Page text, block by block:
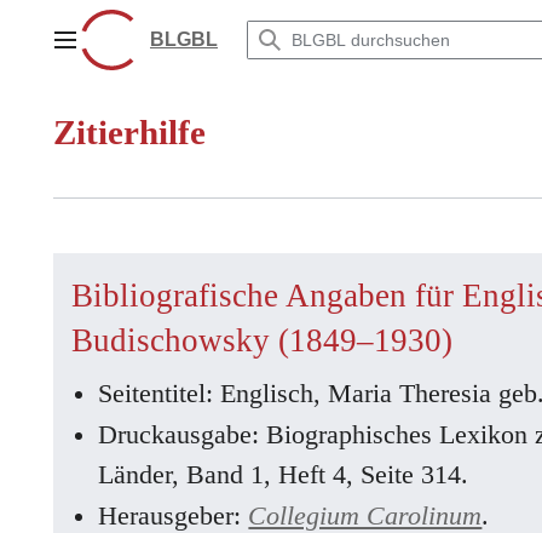
springenHauptmenüBLGBL
Zitierhilfe
Bibliografische Angaben für
Budischowsky (1849–1930)
Seitentitel: Englisch, Maria Theresia
Druckausgabe: Biographisches Lexikon
Länder, Band 1, Heft 4, Seite 314.
Herausgeber: Collegium Carolinum.